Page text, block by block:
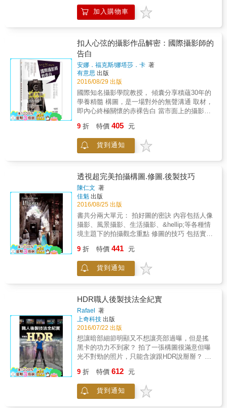
於禮納里永久屋。王有邦以二十多年的生命歲
月，追隨著好茶部落變遷的足跡，其影像與文
字見證都收錄於《Sabau! 好茶》一書，全書從
茶遷村新好茶，輾轉駐居禮納里一路走來的足
跡。再於「生命頌歌」單元深度刻畫三位魯凱
老者的生命榮光，復交織以「魯凱容顏」單元
中多位族人日常生活的點滴描繪，如此投射出
魯凱文化與生活的縮影。壓軸的「永世之交」
單元則是魯凱結拜儀式的特寫，以此詠讚好茶
族人間彼此關懷、相互扶持的堅定情誼。書中
一幀幀滿溢人文溫度的照片，默默搬演著好茶
樸的文字紀錄，娓娓吟遊著好茶部落的史詩
&hellip;&hellip;
景、人像攝影、動物攝影、動靜態攝影等主題
的典型情境著手，配合精簡說明、觀摩照片並
當下情境拍攝技巧；閱讀全書則可建立對攝影
技巧的通盤了解，花最少時間就能輕鬆變成攝
影高手。 & 光圈、快門、ISO、測光等基礎理
論則置於每章之末，方便讀者了解拍攝技巧
後，再回頭比對基礎原理，同步累積攝影知
功力，或希望用鏡頭留下各式美好回憶
&hellip;&hellip;書中傳授的每一招，都是能讓你
現學現用的好招！
加入購物車
扣人心弦的攝影作品解密：國際攝影師的
告白
安娜．福克斯/娜塔莎．卡 著
有意思 出版
2016/08/29 出版
國際知名攝影學院教授， 傾囊分享積蘊30年的
學養精髓 構圖，是一場對外的無聲溝通 取材，
即內心終極關懷的赤裸告白 當市面上的攝影書
考：為何而拍？如何「拍而不同」？ 本書特色
從計劃到執行： 不只適用拍攝單一作品，更養
成策展的整合能力 超過168張攝影作品實錄：
學的最佳教材
9 折 特價 405 元
貨到通知
透視超完美拍攝構圖.修圖.後製技巧
陳仁文 著
佳魁 出版
2016/08/25 出版
書共分兩大單元： 拍好圖的密訣 內容包括人像
攝影、風景攝影、生活攝影、&hellip;等各種情
境主題下的拍攝觀念重點 修圖的技巧 包括實用
巧，使您不但拍好圖更能妙手回春，讓照片精
彩度更上一層！ 全書不但有最實用易懂的知識
重點，且有大量精采照片，讓您在學習閱讀過
進！
9 折 特價 441 元
貨到通知
HDR職人後製技法全紀實
Rafael
著
上奇科技 出版
2016/07/22 出版
想讓暗部細節明顯又不想讓亮部過曝，但是搖
黑卡的功力不到家？ 拍了一張構圖很滿意但曝
光不對勁的照片，只能含淚跟HDR說掰掰？ 快
如果你也想跟門外漢的HDR世界說掰掰，這本
書就是你最棒的敲門磚！ 恭喜你！你正拿著一
本規模宛若一個大型HDR研討會的書！ 本書十
9 折 特價 612 元
貨到通知